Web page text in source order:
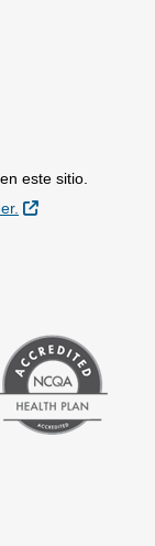
este sitio.
Sitio Externo